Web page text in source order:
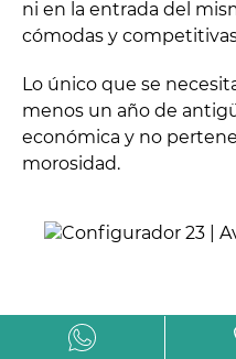
ni en la entrada del
cómodas y
Lo único que se
menos un año de
económica y no
morosidad.